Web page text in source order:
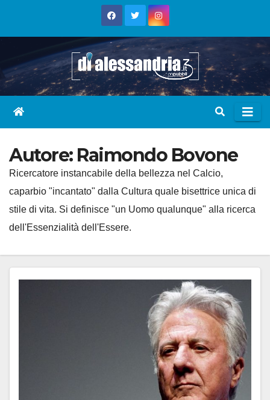
Autore: Raimondo Bovone
Ricercatore instancabile della bellezza nel Calcio,
caparbio "incantato" dalla Cultura quale bisettrice unica di
stile di vita. Si definisce "un Uomo qualunque" alla ricerca
dell'Essenzialità dell'Essere.